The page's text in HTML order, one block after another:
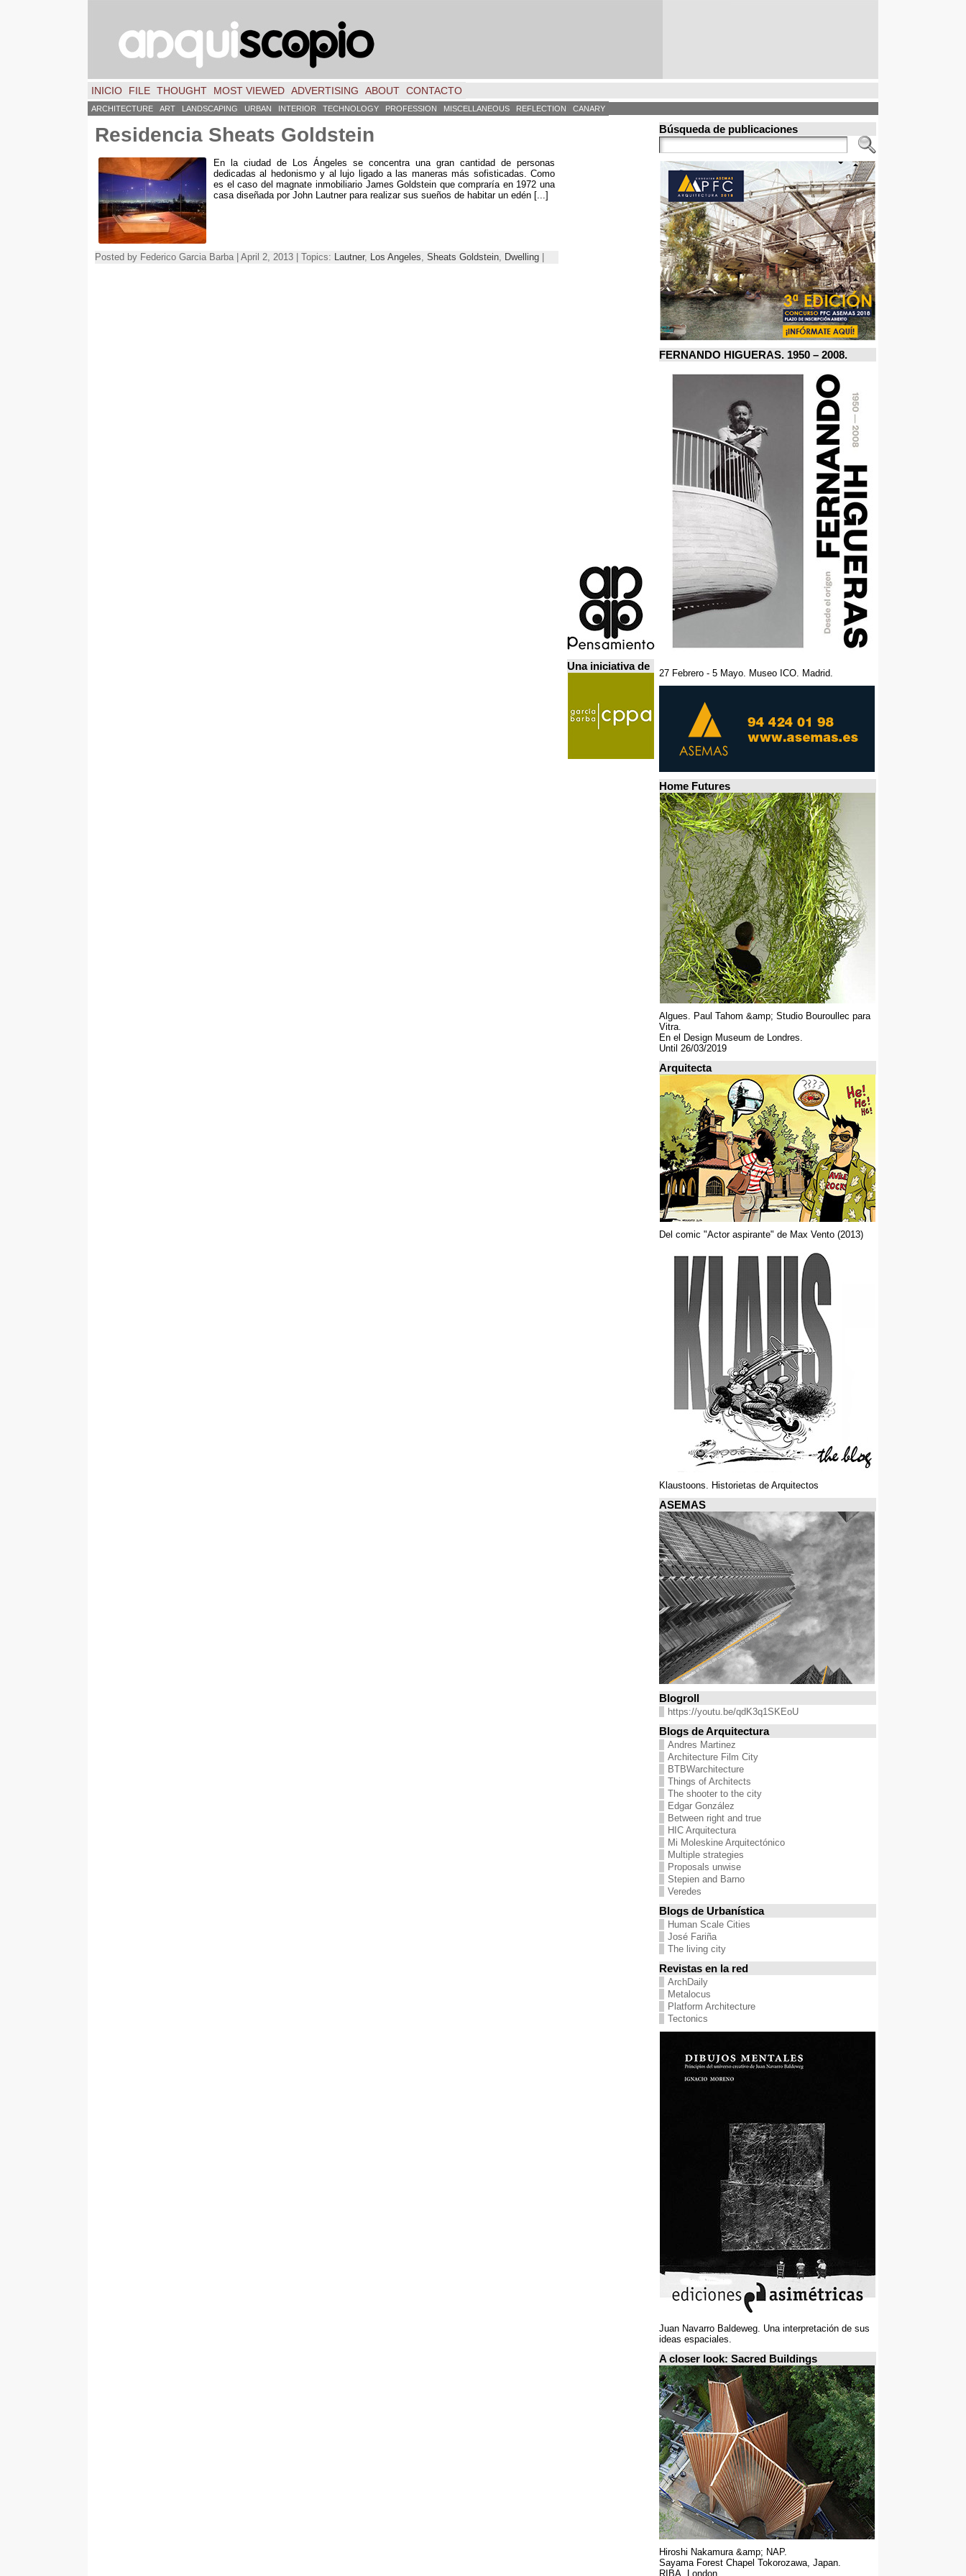
INICIO FILE THOUGHT MOST VIEWED ADVERTISING ABOUT CONTACTO
ARCHITECTURE ART LANDSCAPING URBAN INTERIOR TECHNOLOGY PROFESSION MISCELLANEOUS REFLECTION CANARY
Residencia Sheats Goldstein
En la ciudad de Los Ángeles se concentra una gran cantidad de personas
dedicadas al hedonismo y al lujo ligado a las maneras más sofisticadas .Como
es el caso del magnate inmobiliario James Goldstein que compraría en1972una
casa diseñada por John Lautner para realizar sus sueños de habitar un edén [...]
Posted by Federico Garcia Barba | April 2, 2013 | Topics: Lautner, Los Angeles Sheats Goldstein Dwelling
Una iniciativa de
Búsqueda de publicaciones
FERNANDO HIGUERAS. 1950 – 2008.
27 Febrero - 5 Mayo. Museo ICO. Madrid.
Home Futures
Algues. Paul Tahom &amp; Studio Bouroullec para
Vitra.
En el Design Museum de Londres.
Until 26/03/2019
Arquitecta
Del comic "Actor aspirante" de Max Vento (2013)
Klaustoons. Historietas de Arquitectos
ASEMAS
Blogroll
https://youtu.be/qdK3q1SKEoU
Blogs de Arquitectura
Andres Martinez
Architecture Film City
BTBWarchitecture
Things of Architects
The shooter to the city
Edgar González
Between right and true
HIC Arquitectura
Mi Moleskine Arquitectónico
Multiple strategies
Proposals unwise
Stepien and Barno
Veredes
Blogs de Urbanística
Human Scale Cities
José Fariña
The living city
Revistas en la red
ArchDaily
Metalocus
Platform Architecture
Tectonics
Juan Navarro Baldeweg. Una interpretación de sus
ideas espaciales.
A closer look: Sacred Buildings
Hiroshi Nakamura &amp; NAP.
Sayama Forest Chapel Tokorozawa, Japan.
RIBA, London.